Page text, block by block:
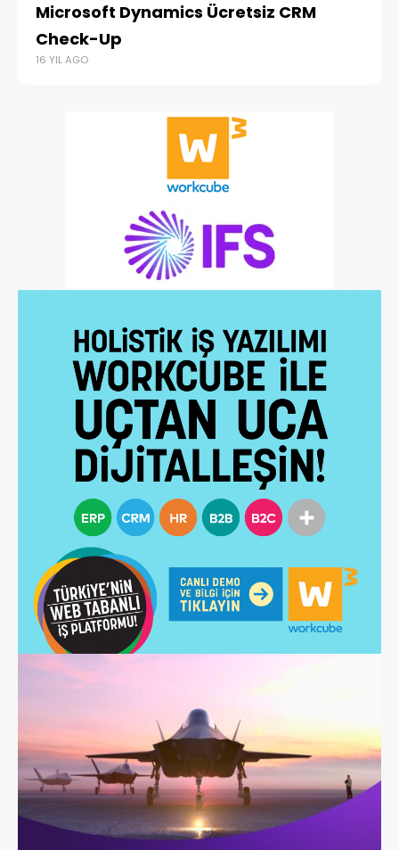
Microsoft Dynamics Ücretsiz CRM
Check-Up
16 YIL AGO